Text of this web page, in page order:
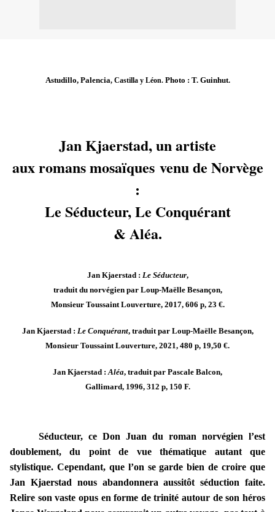
Astudillo, Palencia, Castilla y Léon.Photo : T. Guinhut.
Jan Kjaerstad, un artiste
aux romans mosaïques venu de Norvège
:
Le Séducteur, Le Conquérant
& Aléa.
Jan Kjaerstad : Le Séducteur,
traduit du norvégien par Loup-Maëlle Besançon,
Monsieur Toussaint Louverture, 2017, 606 p, 23 €.
Jan Kjaerstad : Le Conquérant, traduit par Loup-Maëlle Besançon,
Monsieur Toussaint Louverture, 2021, 480 p, 19,50 €.
Jan Kjaerstad :Aléa, traduit par Pascale Balcon,
Gallimard, 1996, 312 p, 150 F.
Séducteur, ce Don Juan du roman norvégien l’est
doublement, du point de vue thématique autant que
stylistique. Cependant, que l’on se garde bien de croire que
Jan Kjaerstad nous abandonnera aussitôt séduction faite.
Relire son vaste opus en forme de trinité autour de son héros